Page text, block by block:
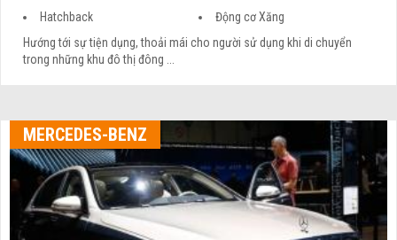
Hatchback
Động cơ Xăng
Hướng tới sự tiện dụng, thoải mái cho người sử dụng khi di chuyển
trong những khu đô thị đông ...
MERCEDES-BENZ